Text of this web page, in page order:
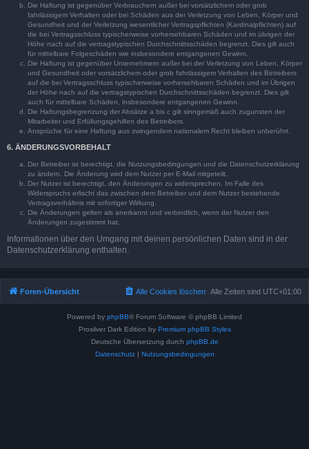
Die Haftung ist gegenüber Verbrauchern außer bei vorsätzlichem oder grob
fahrlässigem Verhalten oder bei Schäden aus der Verletzung von Leben, Körper und
Gesundheit und der Verletzung wesentlicher Vertragspflichten (Kardinalpflichten) auf
die bei Vertragsschluss typischerweise vorhersehbaren Schäden und im übrigen der
Höhe nach auf die vertragstypischen Durchschnittsschäden begrenzt. Dies gilt auch
für mittelbare Folgeschäden wie insbesondere entgangenen Gewinn.
Die Haftung ist gegenüber Unternehmern außer bei der Verletzung von Leben, Körper
und Gesundheit oder vorsätzlichem oder grob fahrlässigem Verhalten des Betreibers
auf die bei Vertragsschluss typischerweise vorhersehbaren Schäden und im Übrigen
der Höhe nach auf die vertragstypischen Durchschnittsschäden begrenzt. Dies gilt
auch für mittelbare Schäden, insbesondere entgangenen Gewinn.
Die Haftungsbegrenzung der Absätze a bis c gilt sinngemäß auch zugunsten der
Mitarbeiter und Erfüllungsgehilfen des Betreibers.
Ansprüche für eine Haftung aus zwingendem nationalem Recht bleiben unberührt.
6. ÄNDERUNGSVORBEHALT
Der Betreiber ist berechtigt, die Nutzungsbedingungen und die Datenschutzerklärung
zu ändern. Die Änderung wird dem Nutzer per E-Mail mitgeteilt.
Der Nutzer ist berechtigt, den Änderungen zu widersprechen. Im Falle des
Widerspruchs erlischt das zwischen dem Betreiber und dem Nutzer bestehende
Vertragsverhältnis mit sofortiger Wirkung.
Die Änderungen gelten als anerkannt und verbindlich, wenn der Nutzer den
Änderungen zugestimmt hat.
Informationen über den Umgang mit deinen persönlichen Daten sind in der
Datenschutzerklärung enthalten.
Foren-Übersicht Alle Zeiten sind UTC+01:00
Alle Cookies löschen
Powered by phpBB® Forum Software © phpBB Limited
Prosilver Dark Edition by Premium phpBB Styles
Deutsche Übersetzung durch phpBB.de
Datenschutz| Nutzungsbedingungen